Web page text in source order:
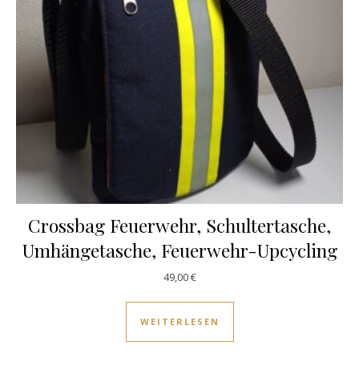
Crossbag Feuerwehr, Schultertasche,
Umhängetasche, Feuerwehr-Upcycling
49,00€
WEITERLESEN